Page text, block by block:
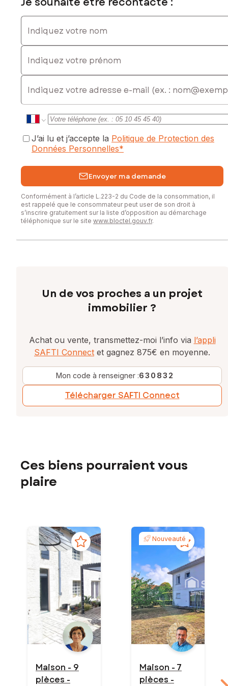
Indiquez votre nom
Indiquez votre prénom
E-mail
J’ai lu et j’accepte la Politique de Protection des
Données Personnelles*
Envoyer ma demande
Conformément à l’article L.223-2 du Code de la consommation, il
est rappelé que le consommateur peut user de son droit à
s’inscrire gratuitement sur la liste d’opposition au démarchage
téléphonique sur le site www.bloctel.gouv.fr.
Un de vos proches a un projet
immobilier ?
Achat ou vente, transmettez-moi l’info via l’appli
SAFTI Connect et gagnez 875€ en moyenne.
Mon code à renseigner :630832
Télécharger SAFTI Connect
Ces biens pourraient vous
plaire
Maison - 9
pièces -
Nouveauté
Maison - 7
pièces -